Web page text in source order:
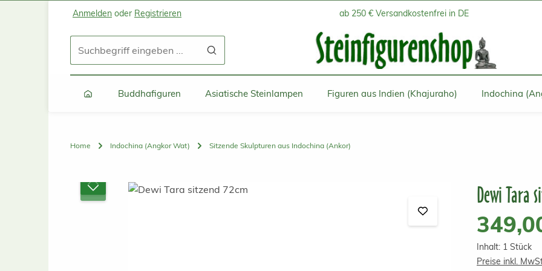
Zum Hauptinhalt springen
Zur Suche springen
Zur Hauptnavigation springen
Anmelden oder Registrieren ab 250 € Versandkostenfrei in DE
Buddhafiguren Asiatische Steinlampen Figuren aus Indien (Khajuraho) Indochina
Home Indochina (Angkor Wat) Sitzende Skulpturen aus Indochina (Ankor)
Bildergalerie überspringen Dewi Tara
Regulärer
Inhalt: 1 Stück
Preise inkl.